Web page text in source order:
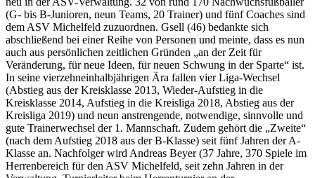
(G- bis B-Junioren, neun Teams, 20 Trainer) und fünf Coaches sind
dem ASV Michelfeld zuzuordnen. Gsell (46) bedankte sich
abschließend bei einer Reihe von Personen und meinte, dass es nun
auch aus persönlichen zeitlichen Gründen „an der Zeit für
Veränderung, für neue Ideen, für neuen Schwung in der Sparte“ ist.
In seine vierzehneinhalbjährigen Ära fallen vier Liga-Wechsel
(Abstieg aus der Kreisklasse 2013, Wieder-Aufstieg in die
Kreisklasse 2014, Aufstieg in die Kreisliga 2018, Abstieg aus der
Kreisliga 2019) und neun anstrengende, notwendige, sinnvolle und
gute Trainerwechsel der 1. Mannschaft. Zudem gehört die „Zweite“
(nach dem Aufstieg 2018 aus der B-Klasse) seit fünf Jahren der A-
Klasse an. Nachfolger wird Andreas Beyer (37 Jahre, 370 Spiele im
Herrenbereich für den ASV Michelfeld, seit zehn Jahren in der